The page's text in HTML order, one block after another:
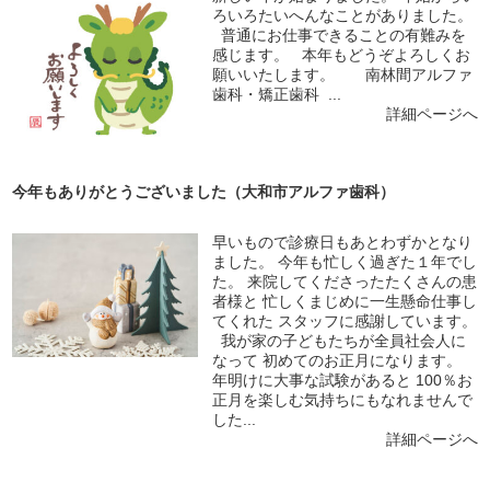
ろいろたいへんなことがありました。
普通にお仕事できることの有難みを
感じます。 本年もどうぞよろしくお
願いいたします。 南林間アルファ
歯科・矯正歯科 ...
詳細ページへ
今年もありがとうございました（大和市アルファ歯科）
早いもので診療日もあとわずかとなり
ました。 今年も忙しく過ぎた１年でし
た。 来院してくださったたくさんの患
者様と 忙しくまじめに一生懸命仕事し
てくれた スタッフに感謝しています。
我が家の子どもたちが全員社会人に
なって 初めてのお正月になります。
年明けに大事な試験があると 100％お
正月を楽しむ気持ちにもなれませんで
した...
詳細ページへ